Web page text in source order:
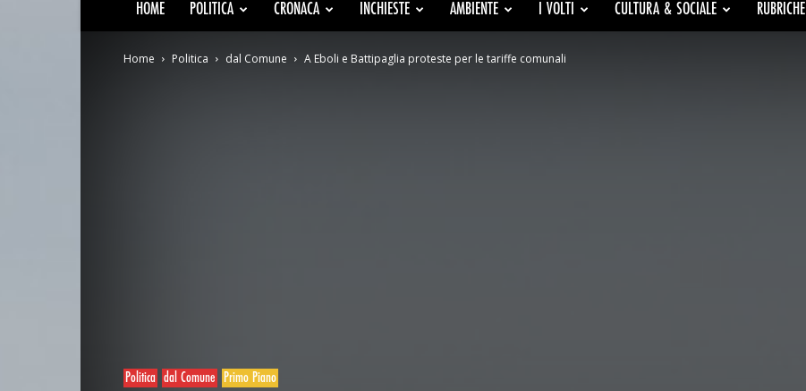
HOME POLITICA CRONACA INCHIESTE AMBIENTE I VOLTI CULTURA & SOCIALE RUBRICHE
Home Politica dal Comune A Eboli e Battipaglia proteste per le tariffe comunali
Politica dal Comune Primo Piano